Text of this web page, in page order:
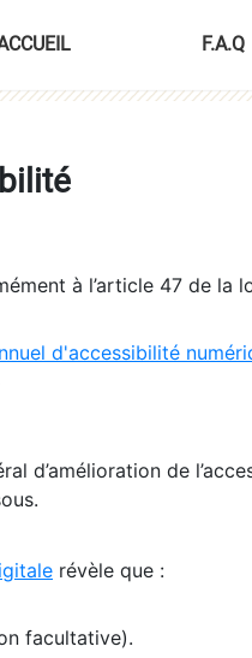
F.A.Q
à l’article 47 de la
d'accessibilité
d’amélioration de
révèle que :
facultative).